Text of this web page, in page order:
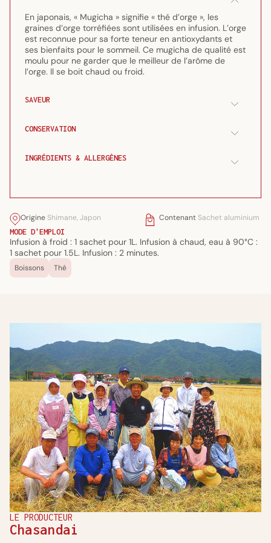
500
g
500
g
En japonais, « Mugicha » signifie « thé d’orge », les
graines d’orge torréfiées sont utilisées en infusion. L’orge
est reconnue pour sa forte teneur en antioxydants et
ses bienfaits pour le sommeil. Ce mugicha de qualité est
moulu pour ne garder que le meilleur de l’arôme de
l’orge. Il se boit chaud ou froid.
SAVEUR
CONSERVATION
INGRÉDIENTS & ALLERGÈNES
Origine Shimane, Japon Contenant Sachet aluminium
MODE D'EMPLOI
Infusion à froid : 1 sachet pour 1L. Infusion à chaud, eau à 90°C :
1 sachet pour 1.5L. Infusion : 2 minutes.
Boissons Thé
LE PRODUCTEUR
Chasandai